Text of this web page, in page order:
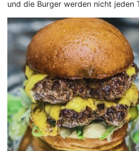
und die Burger werden nicht jeden